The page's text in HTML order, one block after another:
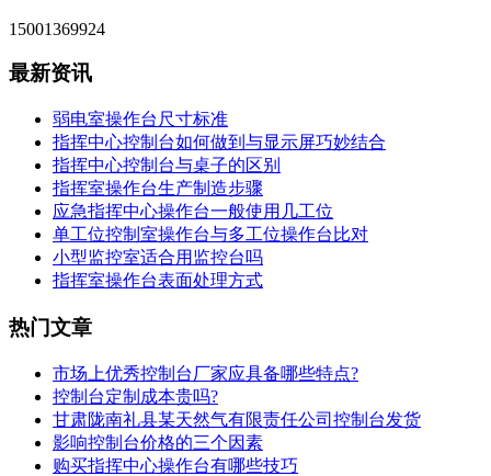
15001369924
最新资讯
弱电室操作台尺寸标准
指挥中心控制台如何做到与显示屏巧妙结合
指挥中心控制台与桌子的区别
指挥室操作台生产制造步骤
应急指挥中心操作台一般使用几工位
单工位控制室操作台与多工位操作台比对
小型监控室适合用监控台吗
指挥室操作台表面处理方式
热门文章
市场上优秀控制台厂家应具备哪些特点?
控制台定制成本贵吗?
甘肃陇南礼县某天然气有限责任公司控制台发货
影响控制台价格的三个因素
购买指挥中心操作台有哪些技巧